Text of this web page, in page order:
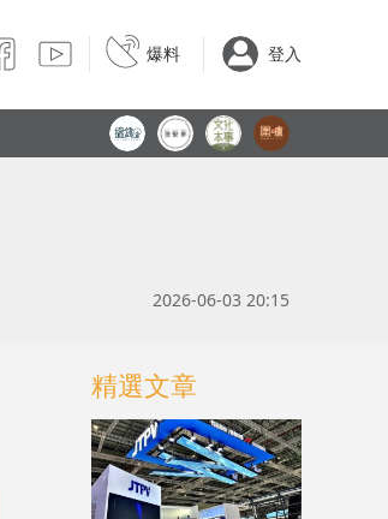
爆料 登入
2026-06-03 20:15
精選文章